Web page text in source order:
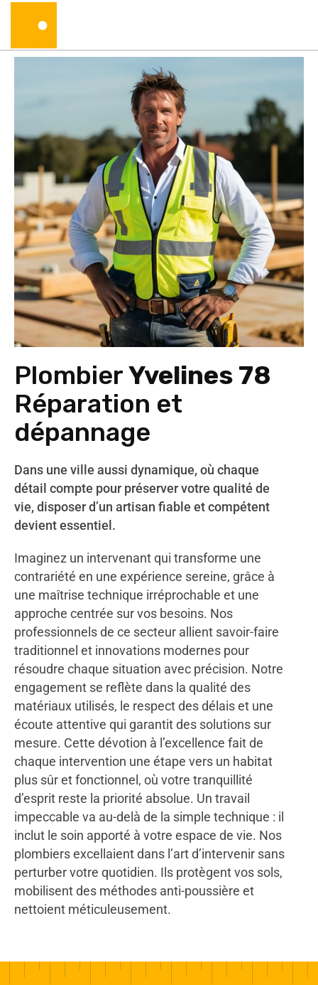
PlombierYvelines 78
Réparation et
dépannage
Dans une ville aussi dynamique, où chaque
détail compte pour préserver votre qualité de
vie, disposer d’un artisan fiable et compétent
devient essentiel.
Imaginez un intervenant qui transforme une
contrariété en une expérience sereine, grâce à
une maîtrise technique irréprochable et une
approche centrée sur vos besoins. Nos
professionnels de ce secteur allient savoir-faire
traditionnel et innovations modernes pour
résoudre chaque situation avec précision. Notre
engagement se reflète dans la qualité des
matériaux utilisés, le respect des délais et une
écoute attentive qui garantit des solutions sur
mesure. Cette dévotion à l’excellence fait de
chaque intervention une étape vers un habitat
plus sûr et fonctionnel, où votre tranquillité
d’esprit reste la priorité absolue. Un travail
impeccable va au-delà de la simple technique : il
inclut le soin apporté à votre espace de vie. Nos
plombiers excellaient dans l’art d’intervenir sans
perturber votre quotidien. Ils protègent vos sols,
mobilisent des méthodes anti-poussière et
nettoient méticuleusement.